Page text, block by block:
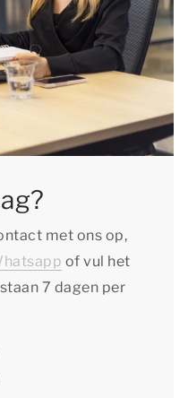
met ons op,
of vul het
7 dagen per